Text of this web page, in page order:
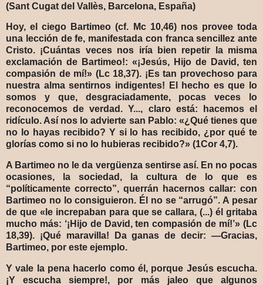
(Sant Cugat del Vallès, Barcelona, España)
Hoy, el ciego Bartimeo (cf. Mc 10,46) nos provee toda
una lección de fe, manifestada con franca sencillez ante
Cristo. ¡Cuántas veces nos iría bien repetir la misma
exclamación de Bartimeo!: «¡Jesús, Hijo de David, ten
compasión de mí!» (Lc 18,37). ¡Es tan provechoso para
nuestra alma sentirnos indigentes! El hecho es que lo
somos y que, desgraciadamente, pocas veces lo
reconocemos de verdad. Y..., claro está: hacemos el
ridículo. Así nos lo advierte san Pablo: «¿Qué tienes que
no lo hayas recibido? Y si lo has recibido, ¿por qué te
glorías como si no lo hubieras recibido?» (1Cor 4,7).
A Bartimeo no le da vergüenza sentirse así. En no pocas
ocasiones, la sociedad, la cultura de lo que es
“políticamente correcto”, querrán hacernos callar: con
Bartimeo no lo consiguieron. Él no se “arrugó”. A pesar
de que «le increpaban para que se callara, (...) él gritaba
mucho más: ‘¡Hijo de David, ten compasión de mí!’» (Lc
18,39). ¡Qué maravilla! Da ganas de decir: —Gracias,
Bartimeo, por este ejemplo.
Y vale la pena hacerlo como él, porque Jesús escucha.
¡Y escucha siempre!, por más jaleo que algunos